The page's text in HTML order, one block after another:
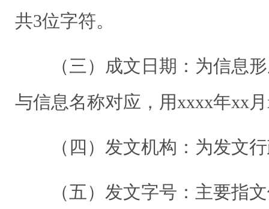
共3位字符。
（三）成文日期：为信息形
与信息名称对应，用xxxx年xx
（四）发文机构：为发文行
（五）发文字号：主要指文